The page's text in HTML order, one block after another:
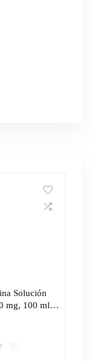
Solución
mg, 100 ml